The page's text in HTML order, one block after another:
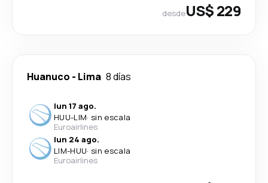
desdeUS$ 229
Huanuco - Lima 8 días
lun 17 ago.
HUU-LIM· sin escala
Euroairlines
lun 24 ago.
LIM-HUU· sin escala
Euroairlines